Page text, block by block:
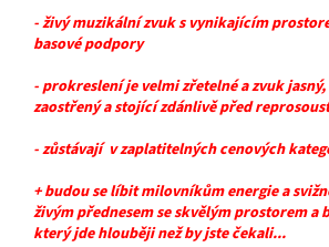
- živý muzikální zvuk s vynikajícím
basové podpory
- prokreslení je velmi zřetelné a zvuk
zaostřený a stojící zdánlivě před
- zůstávají v zaplatitelných cenových
+ budou se líbit milovníkům energie a
živým přednesem se skvělým prostorem a
který jde hlouběji než by jste čekali...